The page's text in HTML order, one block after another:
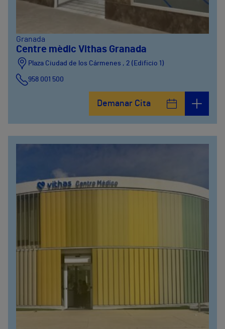
Granada
Centre mèdic Vithas Granada
Plaza Ciudad de los Cármenes , 2 (Edificio 1)
958 001 500
Demanar Cita